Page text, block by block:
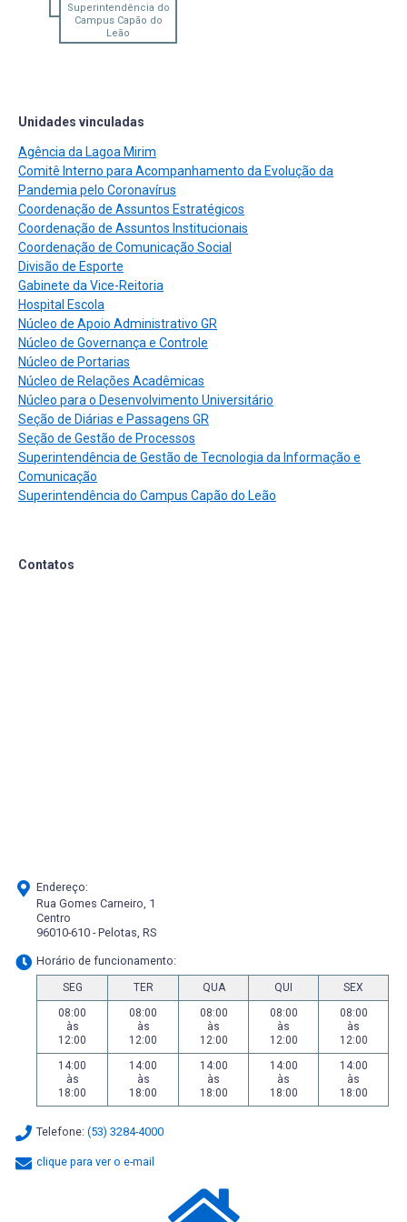
Superintendência do
Campus Capão do
Leão
Unidades vinculadas
Agência da Lagoa Mirim
Comitê Interno para Acompanhamento da Evolução da
Pandemia pelo Coronavírus
Coordenação de Assuntos Estratégicos
Coordenação de Assuntos Institucionais
Coordenação de Comunicação Social
Divisão de Esporte
Gabinete da Vice-Reitoria
Hospital Escola
Núcleo de Apoio Administrativo GR
Núcleo de Governança e Controle
Núcleo de Portarias
Núcleo de Relações Acadêmicas
Núcleo para o Desenvolvimento Universitário
Seção de Diárias e Passagens GR
Seção de Gestão de Processos
Superintendência de Gestão de Tecnologia da Informação e
Comunicação
Superintendência do Campus Capão do Leão
Contatos
Endereço:
Rua Gomes Carneiro, 1
Centro
96010-610 - Pelotas, RS
Horário de funcionamento:
SEG TER QUA QUI
SEX
08:00
às
12:00
08:00
às
12:00
08:00
às
12:00
08:00
às
12:00
08:00
às
12:00
14:00
às
18:00
14:00
às
18:00
14:00
às
18:00
14:00
às
18:00
14:00
às
18:00
Telefone: (53) 3284-4000
clique para ver o e-mail